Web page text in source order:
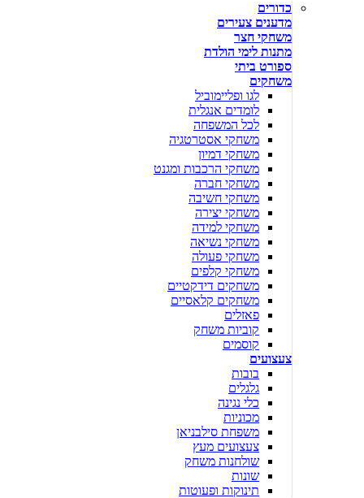
כדורים
מדענים צעירים
משחקי חצר
מתנות לימי הולדת
ספורט ביתי
משחקים
לגו ופליימוביל
לומדים אנגלית
לכל המשפחה
משחקי אסטרטגיה
משחקי דמיון
משחקי הרכבות ומגנט
משחקי חברה
משחקי חשיבה
משחקי יצירה
משחקי למידה
משחקי נשיאה
משחקי פעולה
משחקי קלפים
משחקים דידקטיים
משחקים קלאסיים
פאזלים
קוביות משחק
קוסמים
צעצועים
בובות
גלגלים
כלי נגינה
מכוניות
משפחת סילבניאן
צעצועים מעץ
שולחנות משחק
שונות
תינוקות ופעוטות